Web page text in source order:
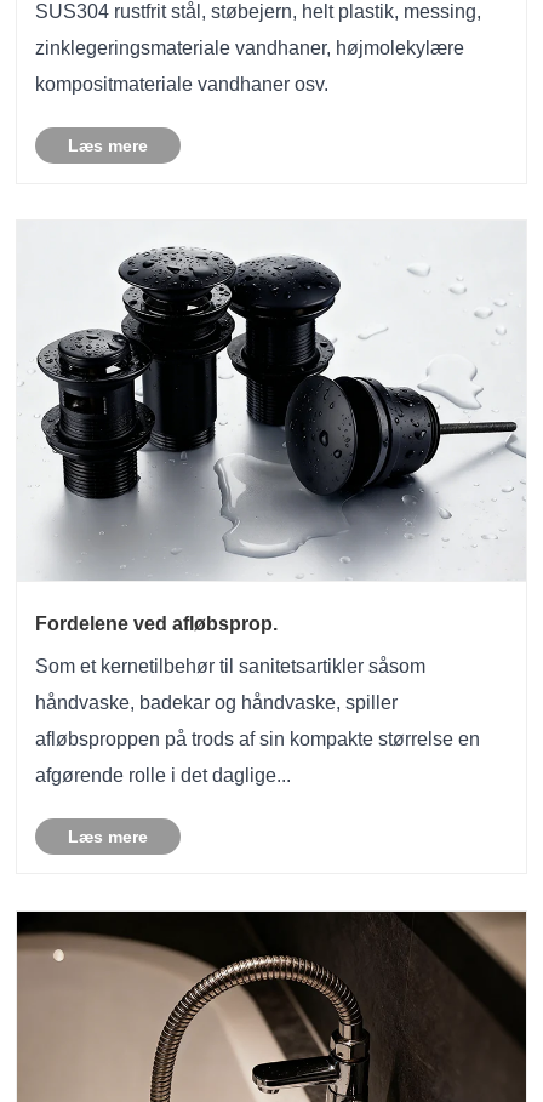
SUS304 rustfrit stål, støbejern, helt plastik, messing,
zinklegeringsmateriale vandhaner, højmolekylære
kompositmateriale vandhaner osv.
Læs mere
Fordelene ved afløbsprop.
Som et kernetilbehør til sanitetsartikler såsom
håndvaske, badekar og håndvaske, spiller
afløbsproppen på trods af sin kompakte størrelse en
afgørende rolle i det daglige...
Læs mere